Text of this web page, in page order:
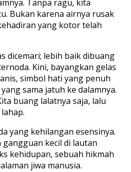
Tanpa ragu, kita
Bukan karena airnya rusak
yang kotor telah
dicemari; lebih baik dibuang
Kini, bayangkan gelas
simbol hati yang penuh
sama jatuh ke dalamnya.
buang lalatnya saja, lalu
yang kehilangan esensinya.
kecil di lautan
kehidupan, sebuah hikmah
jiwa manusia.